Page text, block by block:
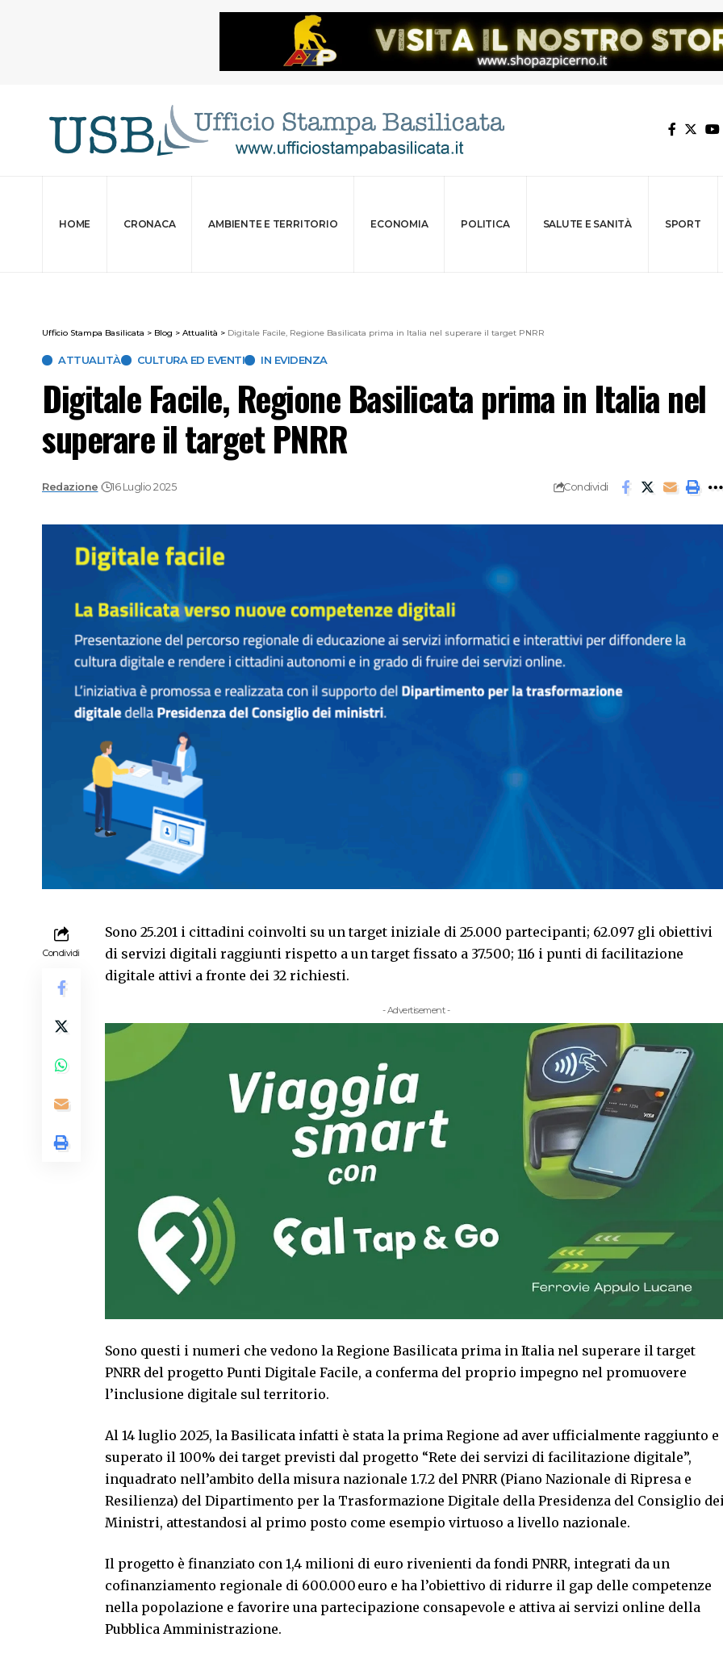
HOME CRONACA AMBIENTE E TERRITORIO ECONOMIA POLITICA SALUTE E SANITÀ SPORT
Ufficio Stampa Basilicata > Blog > Attualità > Digitale Facile, Regione Basilicata prima in Italia nel superare il target PNRR
ATTUALITÀ CULTURA ED EVENTI IN EVIDENZA
Digitale Facile, Regione Basilicata prima in Italia nel
superare il target PNRR
Redazione 16 Luglio 2025 Condividi
Condividi
Sono 25.201 i cittadini coinvolti su un target iniziale di 25.000 partecipanti; 62.097 gli obiettivi
di servizi digitali raggiunti rispetto a un target fissato a 37.500; 116 i punti di facilitazione
digitale attivi a fronte dei 32 richiesti.
- Advertisement -
Sono questi i numeri che vedono la Regione Basilicata prima in Italia nel superare il target
PNRR del progetto Punti Digitale Facile, a conferma del proprio impegno nel promuovere
l’inclusione digitale sul territorio.
Al 14 luglio 2025, la Basilicata infatti è stata la prima Regione ad aver ufficialmente raggiunto e
superato il 100% dei target previsti dal progetto “Rete dei servizi di facilitazione digitale”,
inquadrato nell’ambito della misura nazionale 1.7.2 del PNRR (Piano Nazionale di Ripresa e
Resilienza) del Dipartimento per la Trasformazione Digitale della Presidenza del Consiglio
Ministri, attestandosi al primo posto come esempio virtuoso a livello nazionale.
Il progetto è finanziato con 1,4 milioni di euro rivenienti da fondi PNRR, integrati da un
cofinanziamento regionale di 600.000 euro e ha l’obiettivo di ridurre il gap delle competenze
nella popolazione e favorire una partecipazione consapevole e attiva ai servizi online della
Pubblica Amministrazione.